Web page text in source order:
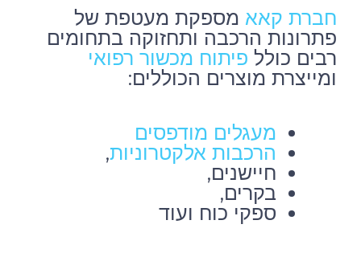
חברת קאא מספקת מעטפת של
פתרונות הרכבה ותחזוקה בתחומים
רבים כולל פיתוח מכשור רפואי
ומייצרת מוצרים הכוללים:
מעגלים מודפסים
הרכבות אלקטרוניות,
חיישנים,
בקרים,
ספקי כוח ועוד